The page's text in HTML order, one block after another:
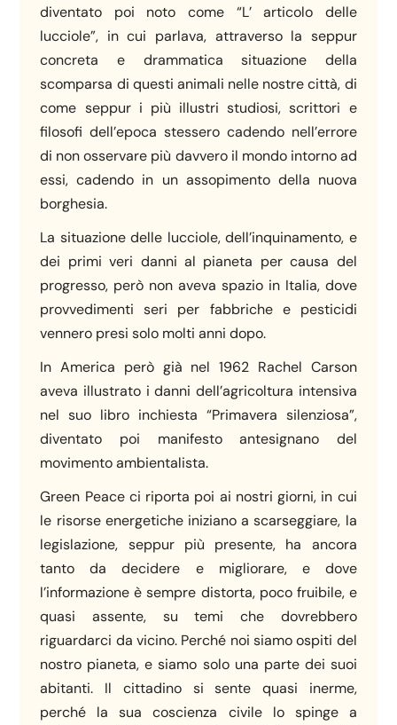
diventato poi noto come “L’ articolo delle
lucciole”, in cui parlava, attraverso la seppur
concreta e drammatica situazione della
scomparsa di questi animali nelle nostre città, di
come seppur i più illustri studiosi, scrittori e
filosofi dell’epoca stessero cadendo nell’errore
di non osservare più davvero il mondo intorno ad
essi, cadendo in un assopimento della nuova
borghesia.
La situazione delle lucciole, dell’inquinamento, e
dei primi veri danni al pianeta per causa del
progresso, però non aveva spazio in Italia, dove
provvedimenti seri per fabbriche e pesticidi
vennero presi solo molti anni dopo.
In America però già nel 1962 Rachel Carson
aveva illustrato i danni dell’agricoltura intensiva
nel suo libro inchiesta “Primavera silenziosa”,
diventato poi manifesto antesignano del
movimento ambientalista.
Green Peace ci riporta poi ai nostri giorni, in cui
le risorse energetiche iniziano a scarseggiare, la
legislazione, seppur più presente, ha ancora
tanto da decidere e migliorare, e dove
l’informazione è sempre distorta, poco fruibile, e
quasi assente, su temi che dovrebbero
riguardarci da vicino. Perché noi siamo ospiti del
nostro pianeta, e siamo solo una parte dei suoi
abitanti. Il cittadino si sente quasi inerme,
perché la sua coscienza civile lo spinge a